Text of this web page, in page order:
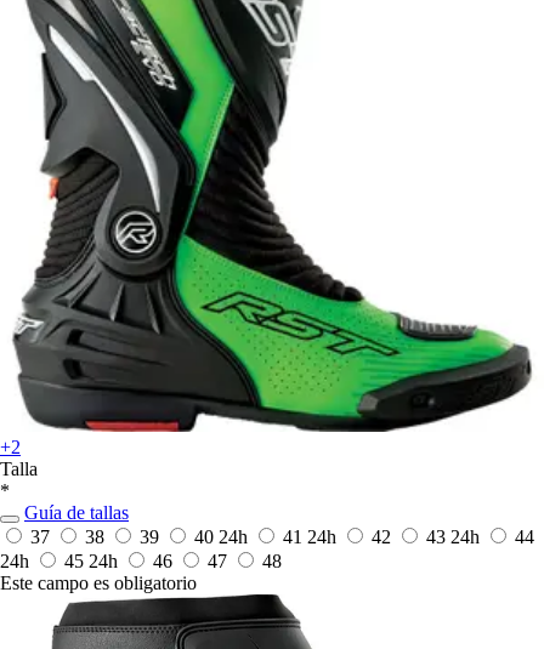
+2
Talla
*
Guía de tallas
37
38 39 40 24h 41 24h 42 43 24h
44
24h
45 24h 46 47
48
Este campo es obligatorio